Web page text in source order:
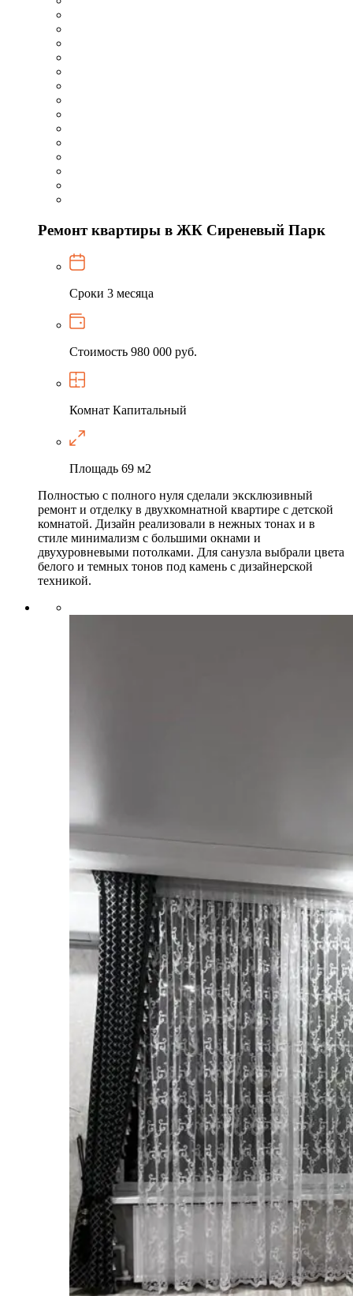
Ремонт квартиры в ЖК Сиреневый Парк
Сроки 3 месяца
Стоимость 980 000 руб.
Комнат Капитальный
Площадь 69 м2
Полностью с полного нуля сделали эксклюзивный
ремонт и отделку в двухкомнатной квартире с детской
комнатой. Дизайн реализовали в нежных тонах и в
стиле минимализм с большими окнами и
двухуровневыми потолками. Для санузла выбрали цвета
белого и темных тонов под камень с дизайнерской
техникой.